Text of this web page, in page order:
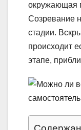
окружающая
Созревание
стадии.
происходит
этапе,